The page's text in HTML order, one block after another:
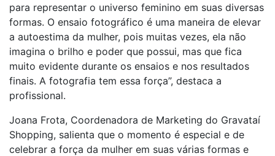
para representar o universo feminino em suas diversas
formas. O ensaio fotográfico é uma maneira de elevar
a autoestima da mulher, pois muitas vezes, ela não
imagina o brilho e poder que possui, mas que fica
muito evidente durante os ensaios e nos resultados
finais. A fotografia tem essa força”, destaca a
profissional.
Joana Frota, Coordenadora de Marketing do Gravataí
Shopping, salienta que o momento é especial e de
celebrar a força da mulher em suas várias formas e